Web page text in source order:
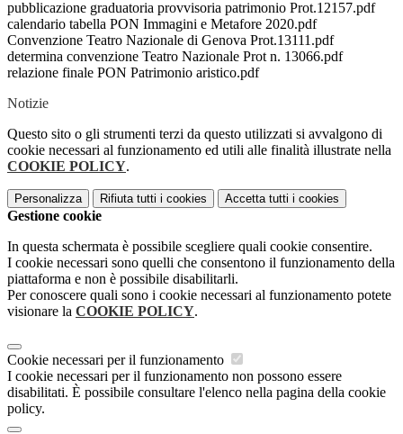
pubblicazione graduatoria provvisoria patrimonio Prot.12157.pdf
calendario tabella PON Immagini e Metafore 2020.pdf
Convenzione Teatro Nazionale di Genova Prot.13111.pdf
determina convenzione Teatro Nazionale Prot n. 13066.pdf
relazione finale PON Patrimonio aristico.pdf
Notizie
Questo sito o gli strumenti terzi da questo utilizzati si avvalgono di
cookie necessari al funzionamento ed utili alle finalità illustrate nella
COOKIE POLICY.
Personalizza Rifiuta tutti i cookies Accetta tutti i cookies
Gestione cookie
In questa schermata è possibile scegliere quali cookie consentire.
I cookie necessari sono quelli che consentono il funzionamento della
piattaforma e non è possibile disabilitarli.
Per conoscere quali sono i cookie necessari al funzionamento potete
visionare la COOKIE POLICY.
Cookie necessari per il funzionamento
I cookie necessari per il funzionamento non possono essere
disabilitati. È possibile consultare l'elenco nella pagina della cookie
policy.